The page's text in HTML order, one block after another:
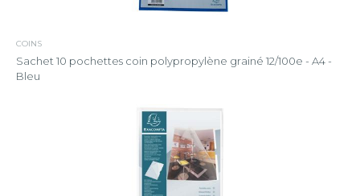
COINS
Sachet 10 pochettes coin polypropylène grainé 12/100e - A4 -
Bleu